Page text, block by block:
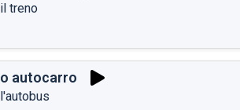
il treno
o autocarro
l'autobus